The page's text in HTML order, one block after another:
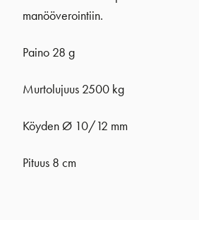
manööverointiin.
Paino 28 g
Murtolujuus 2500 kg
Köyden Ø 10/12 mm
Pituus 8 cm